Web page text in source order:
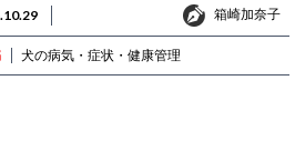
箱崎加奈子
箱崎加奈子
犬の病気・症状・健康管理